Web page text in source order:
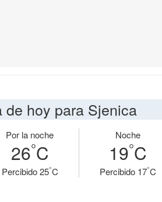
de hoy para Sjenica
Por la noche
26°C
Percibido 25°C
Noche
19°C
Percibido 17°C